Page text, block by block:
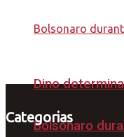
Dino
Bolsonaro
Categorias